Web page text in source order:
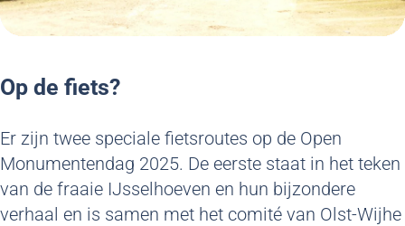
Op de fiets?
Er zijn twee speciale fietsroutes op de Open
Monumentendag 2025. De eerste staat in het teken
van de fraaie IJsselhoeven en hun bijzondere
verhaal en is samen met het comité van Olst-Wijhe